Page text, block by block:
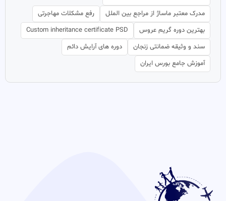
مدرک معتبر ماساژ از مراجع بین الملل
رفع مشکلات مهاجرتی
بهترین دوره گریم عروس
Custom inheritance certificate PSD
سند و وثیقه ضمانتی زنجان
دوره های آرایش دائم
آموزش جامع بورس ایران